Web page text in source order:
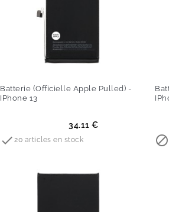
Batterie (Officielle Apple Pulled) -
IPhone 13
34.11 €
 20 articles en stock 